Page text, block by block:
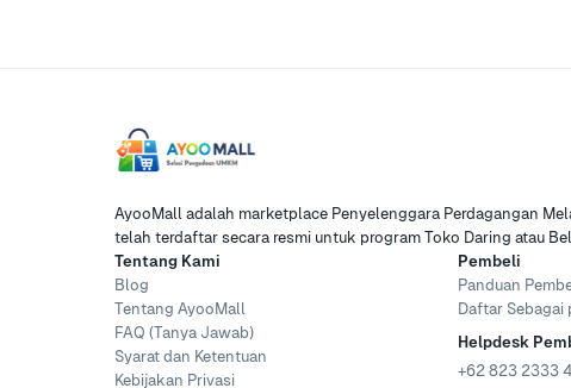
AyooMall adalah marketplace Penyelenggara Perdagangan
telah terdaftar secara resmi untuk program Toko Daring atau
Tentang Kami
Blog
Tentang AyooMall
FAQ (Tanya Jawab)
Syarat dan Ketentuan
Kebijakan Privasi
Pembeli
Panduan
Daftar Sebagai
Helpdesk
+62 823 2333